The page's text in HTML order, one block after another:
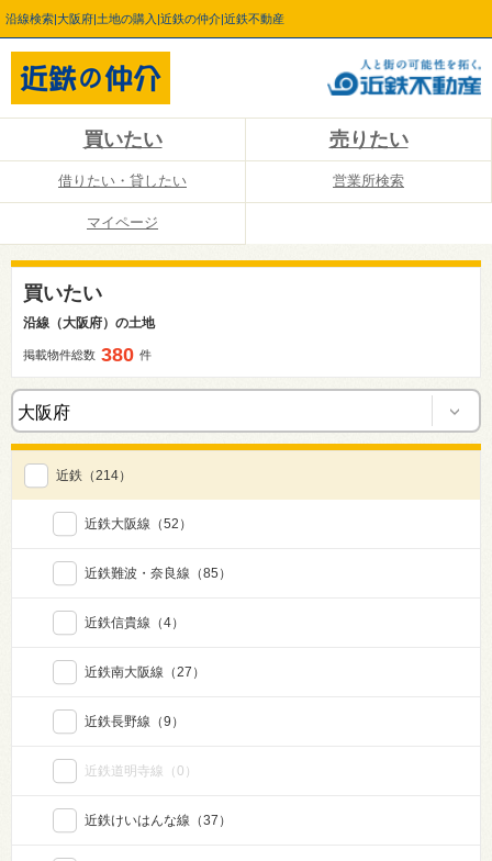
沿線検索|大阪府|土地の購入|近鉄の仲介|近鉄不動産
買いたい 売りたい
借りたい・貸したい 営業所検索
マイページ
買いたい
沿線（大阪府）の土地
掲載物件総数 380 件
近鉄 （214）
近鉄大阪線 （52）
近鉄難波・奈良線 （85）
近鉄信貴線 （4）
近鉄南大阪線 （27）
近鉄長野線 （9）
近鉄道明寺線 （0）
近鉄けいはんな線 （37）